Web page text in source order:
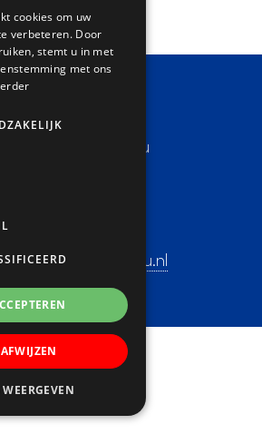
Contact
Lucas Batau
9-11
directie@lucasbatau.nl
cookies om uw
verbeteren. Door
stemt u in met
met ons